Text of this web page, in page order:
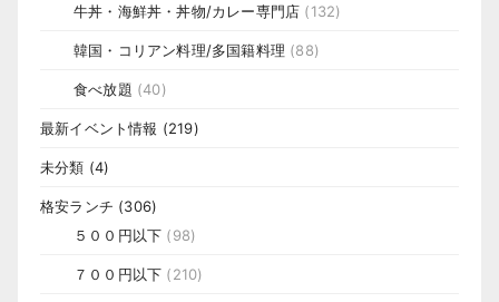
牛丼・海鮮丼・丼物/カレー専門店 (132)
韓国・コリアン料理/多国籍料理 (88)
食べ放題 (40)
最新イベント情報 (219)
未分類 (4)
格安ランチ (306)
５００円以下 (98)
７００円以下 (210)